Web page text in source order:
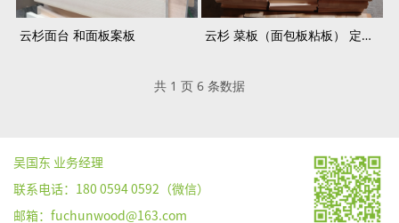
云杉面台 和面板案板 云杉 菜板（面包板粘板） 定制工艺品
共 1 页 6 条数据
吴国东 业务经理
联系电话：180 0594 0592（微信）
邮箱：fuchunwood@163.com